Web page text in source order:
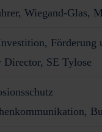
Wiegand-Glas,
SE Tylose